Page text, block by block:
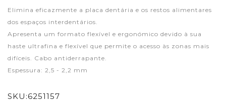
Elimina eficazmente a placa dentária e os restos alimentares
dos espaços interdentários.
Apresenta um formato flexível e ergonómico devido à sua
haste ultrafina e flexível que permite o acesso às zonas mais
difíceis. Cabo antiderrapante.
Espessura: 2,5 - 2,2 mm
SKU:6251157